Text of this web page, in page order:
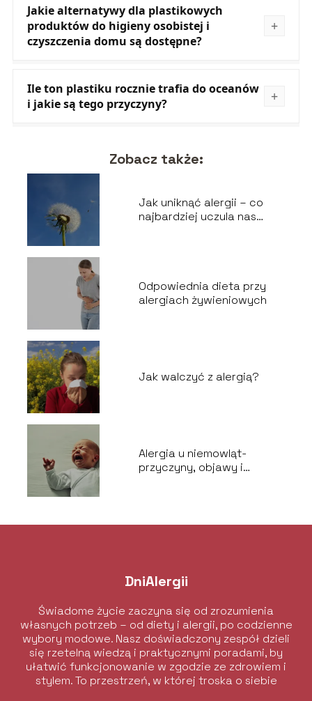
Jakie alternatywy dla plastikowych
produktów do higieny osobistej i
czyszczenia domu są dostępne?
Ile ton plastiku rocznie trafia do oceanów
i jakie są tego przyczyny?
Zobacz także:
Jak uniknąć alergii – co
najbardziej uczula nas
Odpowiednia dieta przy
alergiach żywieniowych
Jak walczyć z alergią?
Alergia u niemowląt-
przyczyny, objawy i
DniAlergii
Świadome życie zaczyna się od zrozumienia
własnych potrzeb – od diety i alergii, po codzienne
wybory modowe. Nasz doświadczony zespół dzieli
się rzetelną wiedzą i praktycznymi poradami, by
ułatwić funkcjonowanie w zgodzie ze zdrowiem i
stylem. To przestrzeń, w której troska o siebie